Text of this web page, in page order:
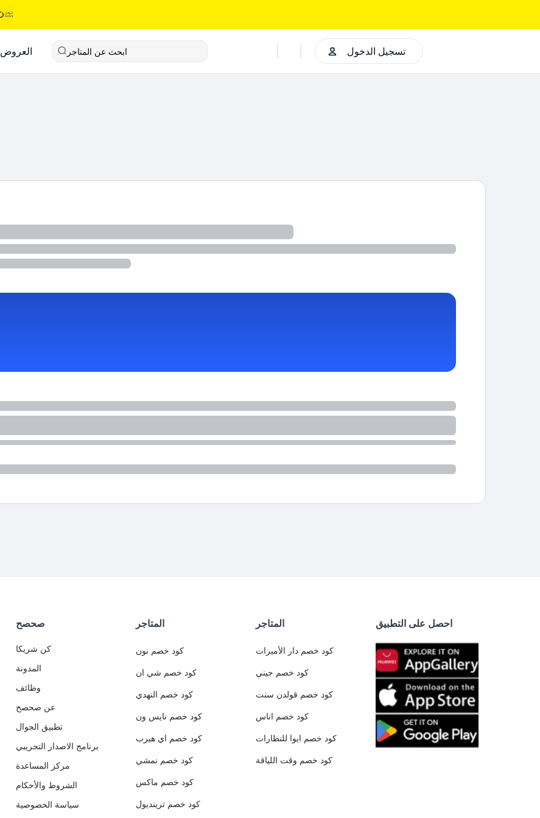
العروض ابحث عن المتاجر تسجيل الدخول
صحصح
كن شريكا
المدونة
وظائف
عن صحصح
تطبيق الجوال
برنامج الاصدار التجريبي
مركز المساعدة
الشروط والأحكام
سياسة الخصوصية
المتاجر
كود خصم نون
كود خصم شي ان
كود خصم النهدي
كود خصم نايس ون
كود خصم اي هيرب
كود خصم نمشي
كود خصم ماكس
كود خصم ترينديول
المتاجر
كود خصم دار الأميرات
كود خصم جيني
كود خصم قولدن سنت
كود خصم اناس
كود خصم ايوا للنظارات
كود خصم وقت اللياقة
احصل على التطبيق